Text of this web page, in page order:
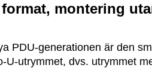
montering
PDU-generationen är den
U-utrymmet, dvs. utrymmet